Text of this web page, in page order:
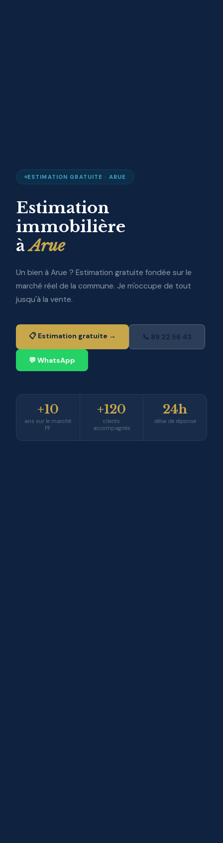
ESTIMATION GRATUITE · ARUE
Estimation
immobilière
àArue
Un bien à Arue ? Estimation gratuite fondée sur le
marché réel de la commune. Je m'occupe de tout
jusqu'à la vente.
📋 Estimation gratuite → 📞 89 22 56 43
💬 WhatsApp
+10
ans sur le marché
PF
+120
clients
accompagnés
24h
délai de réponse